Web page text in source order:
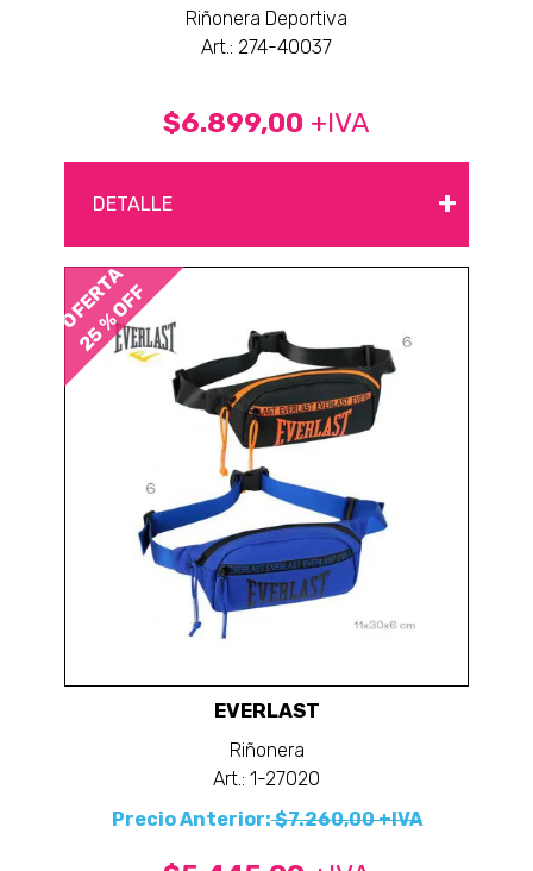
Riñonera Deportiva
Art.: 274-40037
$6.899,00 +IVA
DETALLE +
OFERTA
25 % OFF
EVERLAST
Riñonera
Art.: 1-27020
Precio Anterior:$7.260,00 +IVA